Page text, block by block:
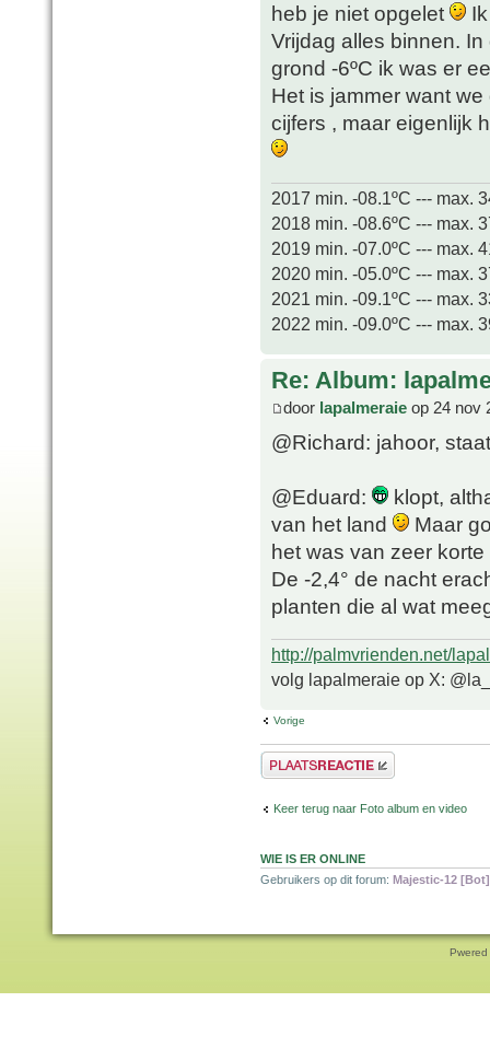
heb je niet opgelet
Vrijdag alles binnen.
grond -6ºC ik was er
Het is jammer want
cijfers , maar eigenlijk
2017 min. -08.1ºC --- max.
2018 min. -08.6ºC --- max.
2019 min. -07.0ºC --- max.
2020 min. -05.0ºC --- max.
2021 min. -09.1ºC --- max.
2022 min. -09.0ºC --- max.
Re: Album:
door lapalmeraie op 24 nov
@Richard: jahoor,
@Eduard:
klopt,
van het land
Maar
het was van zeer korte
De -2,4° de nacht
planten die al wat
http://palmvrienden.net/
volg lapalmeraie op X:
Vorige
Plaats een reactie
Keer terug naar Foto album en video
WIE IS ER ONLINE
Gebruikers op dit forum: Majestic-12 [Bot]